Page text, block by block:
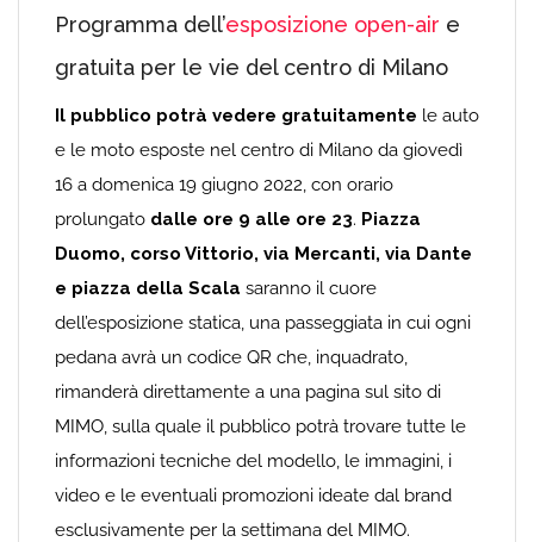
Programma dell’esposizione open-air e
gratuita per le vie del centro di Milano
Il pubblico potrà vedere gratuitamente le auto
e le moto esposte nel centro di Milano da giovedì
16 a domenica 19 giugno 2022, con orario
prolungato dalle ore 9 alle ore 23. Piazza
Duomo, corso Vittorio, via Mercanti, via Dante
e piazza della Scala saranno il cuore
dell’esposizione statica, una passeggiata in cui ogni
pedana avrà un codice QR che, inquadrato,
rimanderà direttamente a una pagina sul sito di
MIMO, sulla quale il pubblico potrà trovare tutte le
informazioni tecniche del modello, le immagini, i
video e le eventuali promozioni ideate dal brand
esclusivamente per la settimana del MIMO.